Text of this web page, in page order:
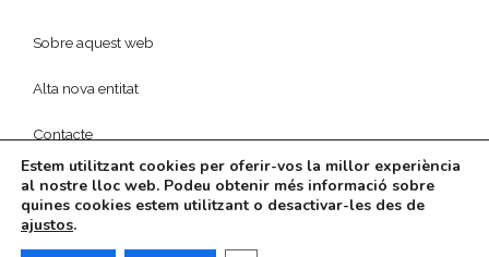
Sobre aquest web
Alta nova entitat
Contacte
© 2026
Estem utilitzant cookies per oferir-vos la millor experiència
al nostre lloc web. Podeu obtenir més informació sobre
quines cookies estem utilitzant o desactivar-les des de
ajustos.